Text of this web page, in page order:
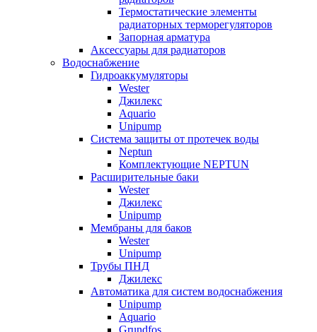
Термостатические элементы
радиаторных терморегуляторов
Запорная арматура
Аксессуары для радиаторов
Водоснабжение
Гидроаккумуляторы
Wester
Джилекс
Aquario
Unipump
Система защиты от протечек воды
Neptun
Комплектующие NEPTUN
Расширительные баки
Wester
Джилекс
Unipump
Мембраны для баков
Wester
Unipump
Трубы ПНД
Джилекс
Автоматика для систем водоснабжения
Unipump
Aquario
Grundfos